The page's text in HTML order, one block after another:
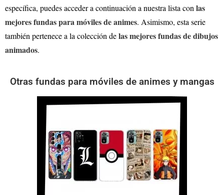
específica, puedes acceder a continuación a nuestra lista conlas
mejores fundas para móviles de animes. Asimismo, esta serie
también pertenece a la colección delas mejores fundas de dibujos
animados.
Otras fundas para móviles de animes y mangas